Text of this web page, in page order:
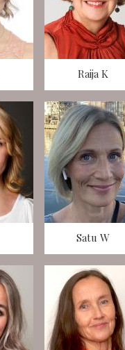
Raija K
Satu W